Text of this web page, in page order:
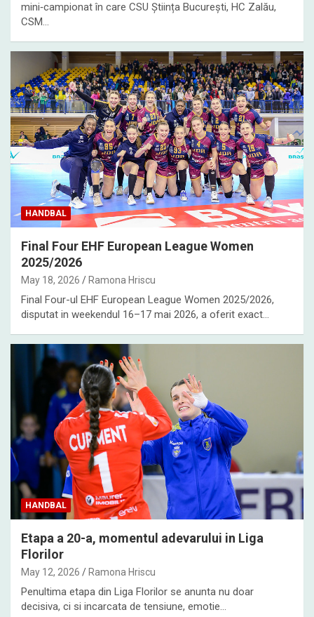
mini‑campionat în care CSU Știința București, HC Zalău,
CSM…
HANDBAL
Final Four EHF European League Women
2025/2026
May 18, 2026 Ramona Hriscu
Final Four-ul EHF European League Women 2025/2026,
disputat in weekendul 16–17 mai 2026, a oferit exact…
HANDBAL
Etapa a 20-a, momentul adevarului in Liga
Florilor
May 12, 2026 Ramona Hriscu
Penultima etapa din Liga Florilor se anunta nu doar
decisiva, ci si incarcata de tensiune, emotie…